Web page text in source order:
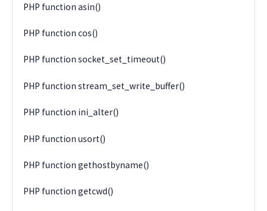
PHP function asin()
PHP function cos()
PHP function socket_set_timeout()
PHP function stream_set_write_buffer()
PHP function ini_alter()
PHP function usort()
PHP function gethostbyname()
PHP function getcwd()